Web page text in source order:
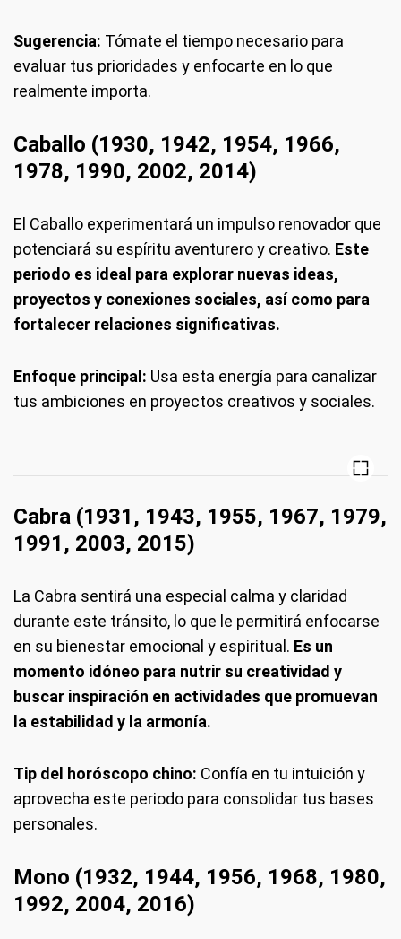
Sugerencia: Tómate el tiempo necesario para
evaluar tus prioridades y enfocarte en lo que
realmente importa.
Caballo (1930, 1942, 1954, 1966,
1978, 1990, 2002, 2014)
El Caballo experimentará un impulso renovador que
potenciará su espíritu aventurero y creativo. Este
periodo es ideal para explorar nuevas ideas,
proyectos y conexiones sociales, así como para
fortalecer relaciones significativas.
Enfoque principal: Usa esta energía para canalizar
tus ambiciones en proyectos creativos y sociales.
Cabra (1931, 1943, 1955, 1967, 1979,
1991, 2003, 2015)
La Cabra sentirá una especial calma y claridad
durante este tránsito, lo que le permitirá enfocarse
en su bienestar emocional y espiritual. Es un
momento idóneo para nutrir su creatividad y
buscar inspiración en actividades que promuevan
la estabilidad y la armonía.
Tip del horóscopo chino: Confía en tu intuición y
aprovecha este periodo para consolidar tus bases
personales.
Mono (1932, 1944, 1956, 1968, 1980,
1992, 2004, 2016)